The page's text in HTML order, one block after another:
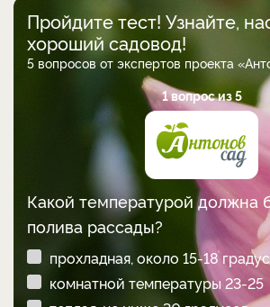
Пройдите тест! Узнайте,
хороший садовод!
5 вопросов от экспертов проекта
1 вопрос из 5
Какой температурой должна
полива рассады?
прохладная, около 15-18
комнатной температуры 23-25